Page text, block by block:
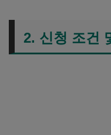
2. 신청 조건